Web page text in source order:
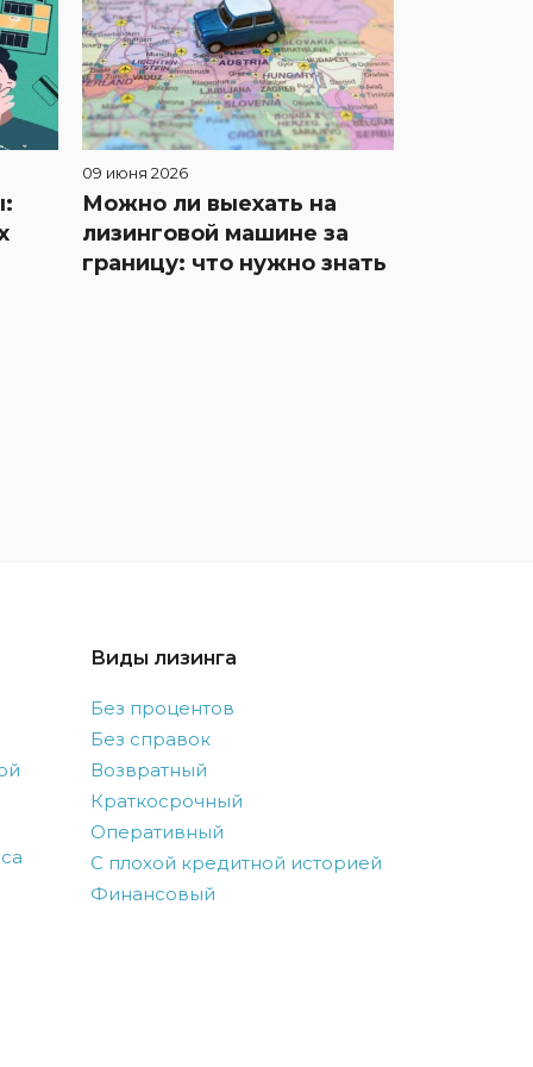
09 июня 2026
Можно ли выехать на
лизинговой машине за
границу: что нужно знать
Виды лизинга
Без процентов
Без справок
Возвратный
Краткосрочный
Оперативный
С плохой кредитной историей
Финансовый